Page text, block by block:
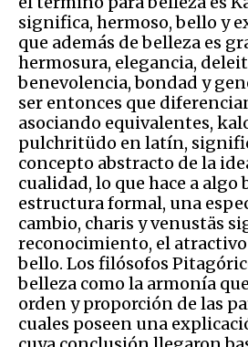
significa, hermoso, bello y
que además de belleza es
hermosura, elegancia,
benevolencia, bondad y
ser entonces que
asociando equivalentes,
pulchritüdo en latín,
concepto abstracto de la
cualidad, lo que hace a algo
estructura formal, una
cambio, charis y venustäs
reconocimiento, el atractivo
bello. Los filósofos
belleza como la armonía
orden y proporción de las
cuales poseen una